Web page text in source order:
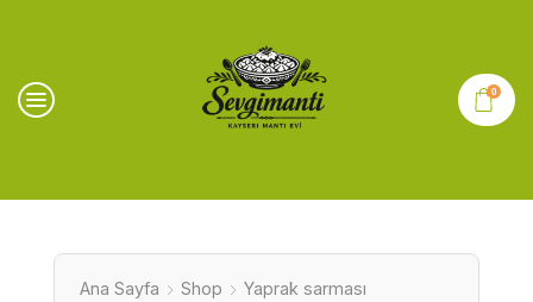
0
Ana Sayfa Shop Yaprak sarması